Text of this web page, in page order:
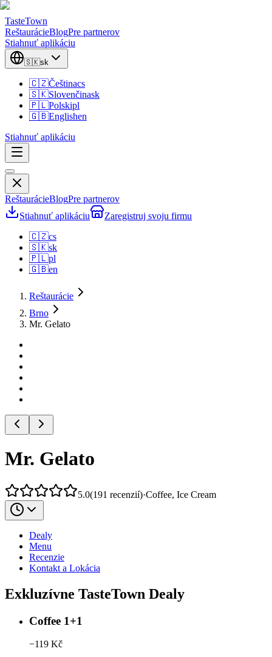
TasteTown
ReštaurácieBlogPre partnerov
Stiahnuť aplikáciu
🇸🇰sk
🇨🇿Češtinacs
🇸🇰Slovenčinask
🇵🇱Polskipl
🇬🇧Englishen
Stiahnuť aplikáciu
ReštaurácieBlogPre partnerov
Stiahnuť aplikáciu
Zaregistruj svoju firmu
🇨🇿cs
🇸🇰sk
🇵🇱pl
🇬🇧en
Reštaurácie
Brno
Mr. Gelato
Mr. Gelato
5.0(191 recenzií)·Coffee, Ice Cream
Dealy
Menu
Recenzie
Kontakt a Lokácia
Exkluzívne TasteTown Dealy
Coffee 1+1
−119 Kč